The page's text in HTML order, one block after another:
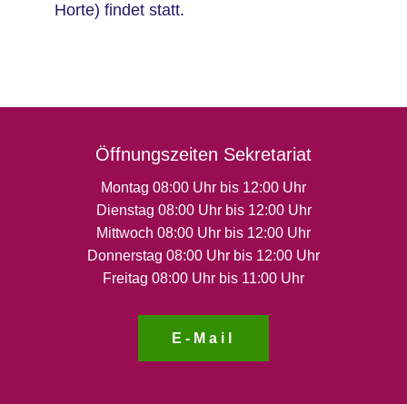
Horte) findet statt.
Öffnungszeiten Sekretariat
Montag 08:00 Uhr bis 12:00 Uhr
Dienstag 08:00 Uhr bis 12:00 Uhr
Mittwoch 08:00 Uhr bis 12:00 Uhr
Donnerstag 08:00 Uhr bis 12:00 Uhr
Freitag 08:00 Uhr bis 11:00 Uhr
E-Mail